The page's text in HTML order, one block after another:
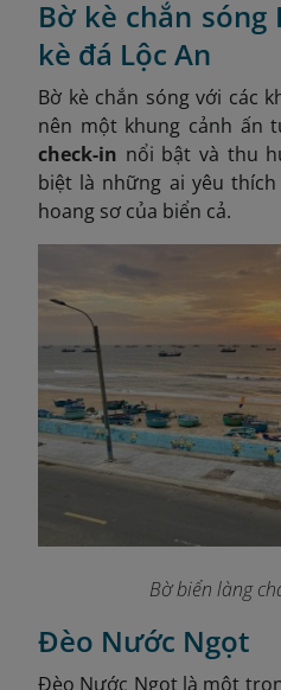
Bờ kè chắn
kè đá Lộc An
Bờ kè chắn sóng với các
nên một khung cảnh ấn
check-in nổi bật và thu
biệt là những ai yêu
hoang sơ của biển cả.
Bờ biển làng
Đèo Nước Ngọt
Đèo Nước Ngọt là một